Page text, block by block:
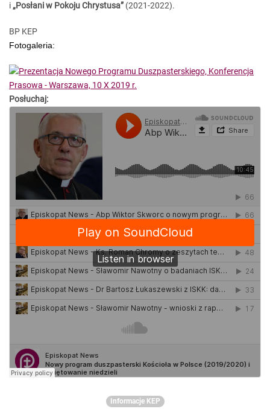
i „Posłani w Pokoju Chrystusa” (2021-2022).
BP KEP
Fotogaleria:
Posłuchaj:
Informacje KEP